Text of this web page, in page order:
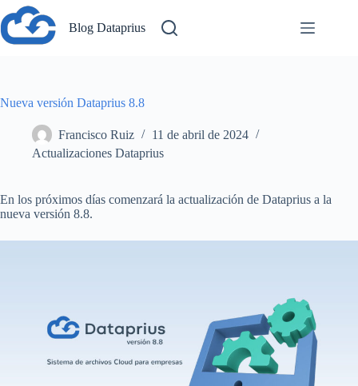
Saltar
al
contenido
Blog Dataprius
Nueva versión Dataprius 8.8
Francisco Ruiz
11 de abril de 2024
Actualizaciones Dataprius
En los próximos días comenzará la actualización de Dataprius a la
nueva versión 8.8.